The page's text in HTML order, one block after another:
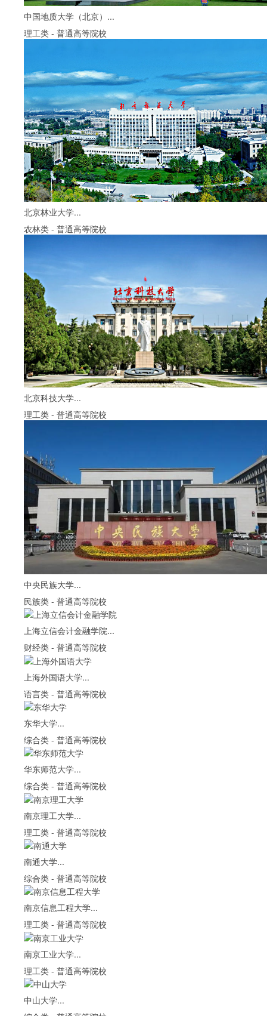
中国地质大学（北京）...
理工类 - 普通高等院校
北京林业大学...
农林类 - 普通高等院校
北京科技大学...
理工类 - 普通高等院校
中央民族大学...
民族类 - 普通高等院校
上海立信会计金融学院...
财经类 - 普通高等院校
上海外国语大学...
语言类 - 普通高等院校
东华大学...
综合类 - 普通高等院校
华东师范大学...
综合类 - 普通高等院校
南京理工大学...
理工类 - 普通高等院校
南通大学...
综合类 - 普通高等院校
南京信息工程大学...
理工类 - 普通高等院校
南京工业大学...
理工类 - 普通高等院校
中山大学...